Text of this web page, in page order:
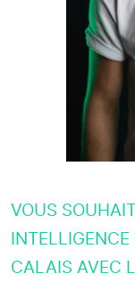
VOUS
CALAIS AVEC